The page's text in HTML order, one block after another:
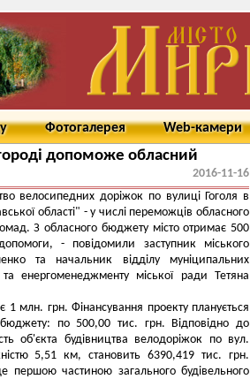
Фотогалерея Web-камери
допоможе обласний
2016-11-16
велосипедних доріжок по вулиці Гоголя в
області" - у числі переможців обласного
З обласного бюджету місто отримає 500
- повідомили заступник міського
та начальник відділу муніципальних
та енергоменеджменту міської ради Тетяна
1 млн. грн. Фінансування проекту планується
по 500,00 тис. грн. Відповідно до
об'єкта будівництва велодоріжок по вул.
5,51 км, становить 6390,419 тис. грн.
першою частиною загального будівельного